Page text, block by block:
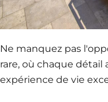
Ne manquez pas
rare, où chaque détail
expérience de vie